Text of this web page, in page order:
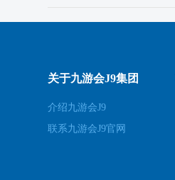
关于九游会J9集团
介绍九游会J9
联系九游会J9官网